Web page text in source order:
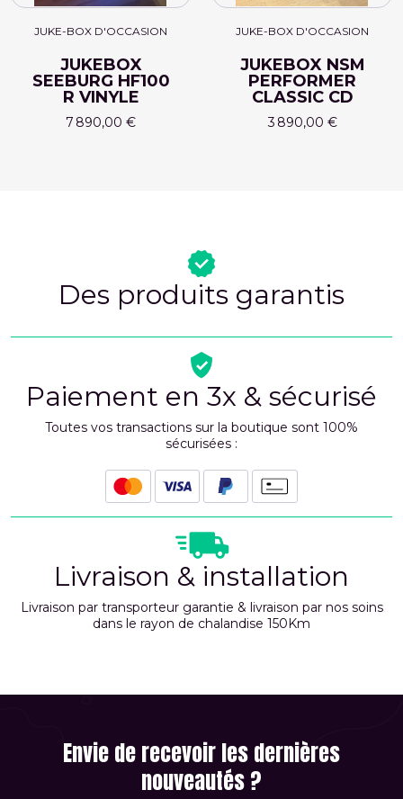
JUKE-BOX D'OCCASION
JUKEBOX
SEEBURG HF100
R VINYLE
7 890,00 €
JUKE-BOX D'OCCASION
JUKEBOX NSM
PERFORMER
CLASSIC CD
3 890,00 €
Des produits garantis
Paiement en 3x & sécurisé
Toutes vos transactions sur la boutique sont 100%
sécurisées :
Livraison & installation
Livraison par transporteur garantie & livraison par nos soins
dans le rayon de chalandise 150Km
Envie de recevoir les dernières
nouveautés ?